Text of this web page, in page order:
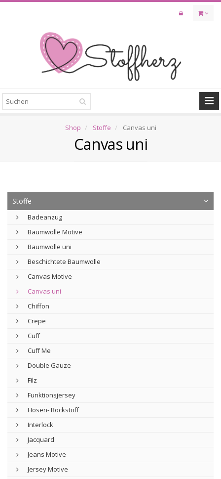
Skip
Shop Stoffe Canvas uni
Canvas uni
Stoffe
Badeanzug
Baumwolle Motive
Baumwolle uni
Beschichtete Baumwolle
Canvas Motive
Canvas uni
Chiffon
Crepe
Cuff
Cuff Me
Double Gauze
Filz
Funktionsjersey
Hosen- Rockstoff
Interlock
Jacquard
Jeans Motive
Jersey Motive